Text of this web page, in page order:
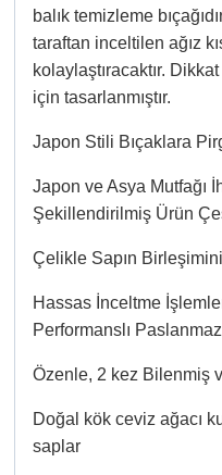
balık temizleme
taraftan inceltilen ağız
kolaylaştıracaktır.
için tasarlanmıştır.
Japon Stili Bıçaklara
Japon ve Asya Mutfağı
Şekillendirilmiş Ürün
Çelikle Sapın
Hassas İnceltme
Performanslı
Özenle, 2 kez Bilenmiş
Doğal kök ceviz ağacı
saplar